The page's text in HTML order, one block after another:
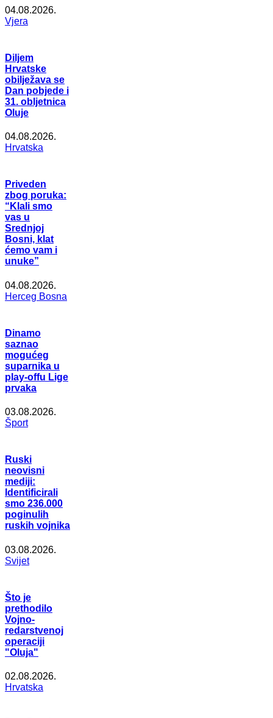
04.08.2026.
Vjera
Diljem
Hrvatske
obilježava se
Dan pobjede i
31. obljetnica
Oluje
04.08.2026.
Hrvatska
Priveden
zbog poruka:
“Klali smo
vas u
Srednjoj
Bosni, klat
ćemo vam i
unuke”
04.08.2026.
Herceg Bosna
Dinamo
saznao
mogućeg
suparnika u
play-offu Lige
prvaka
03.08.2026.
Šport
Ruski
neovisni
mediji:
Identificirali
smo 236.000
poginulih
ruskih vojnika
03.08.2026.
Svijet
Što je
prethodilo
Vojno-
redarstvenoj
operaciji
"Oluja"
02.08.2026.
Hrvatska